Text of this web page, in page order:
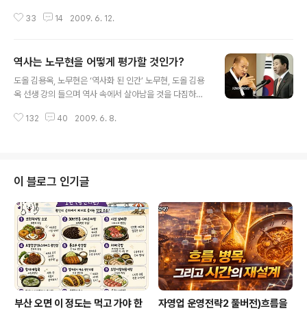
다 더 힘든 사람을 보면서 동기를 부여받는 것이 동양인의
도 있다는 것을 처음으로 느꼈다. 아니 악(惡)의 뿌리가 될
수도 있다는 것을 느꼈다. 시민들을 진압하기위해 철봉을
휘두르고, 폭행을 일삼고, 방패 날로 시민들을 날려버리는
찰, 이것이 정말 우리 대한민국 2009년 오늘의 현실인가?
33 14 2009. 6. 12.
역사는 노무현을 어떻게 평가할 것인가?
도올 김용옥, 노무현은 ‘역사화 된 인간’ 노무현, 도올 김용
옥 선생 강의 들으며 역사 속에서 살아남을 것을 다짐하지
일’이다. 내가 컴퓨터를 켜는 것, 블로그를 보는 것, 버스를
는 없다. 그래서 '역사적으로 중요한 사건'을 역사에 기록하
는 것이다. 도올은 2004년 MBC 특집으로 기획된 방송
‘우리는 누구인가’를 통해서 역사에 대해서 설명을 한다. 자
신이 오줌을 누는 것도 역사지만 그 사실 그 자체는 아무런
역사적 가치도 가지지 않는 것이라고. 그러나 만일 그 장
면..
132 40 2009. 6. 8.
이 블로그 인기글
부산 오면 이 정도는 먹고 가야 한
자영업 운영전략2 풀버전)흐름을